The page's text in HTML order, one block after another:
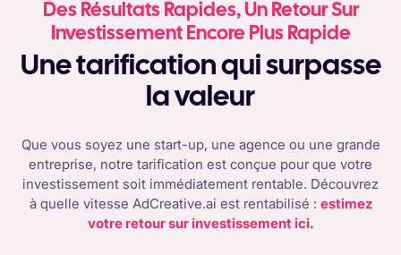
Des Résultats Rapides, Un Retour Sur
Investissement Encore Plus Rapide
Une tarification qui surpasse
la valeur
Que vous soyez une start-up, une agence ou une grande
entreprise, notre tarification est conçue pour que votre
investissement soit immédiatement rentable. Découvrez
à quelle vitesse AdCreative.ai est rentabilisé : estimez
votre retour sur investissement ici.